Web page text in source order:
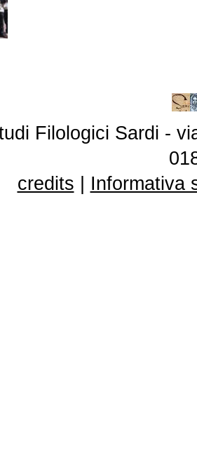
Filologici Sardi -
credits
Informativa